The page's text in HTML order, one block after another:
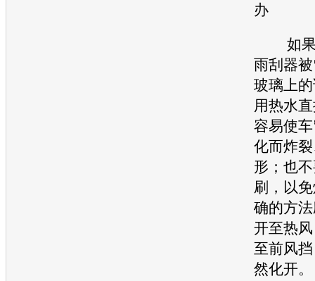
办
如果
雨刮器
玻璃上
用热水
容易使
化而炸
形；也
刷，以
确的方
开至热
至前风
然化开。